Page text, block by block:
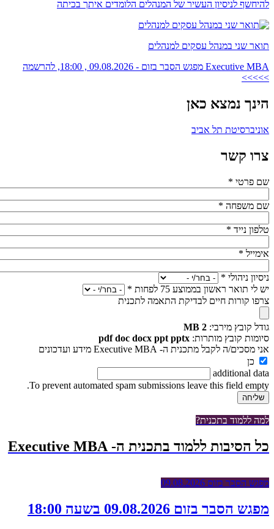
להיחשף לניסיון העשיר של המנהלים הלומדים איתך בכיתה
תואר שני במנהל עסקים למנהלים
Executive MBA מפגש הסבר בזום - 09.08.2026 , 18:00, להרשמה
>>>>>
הינך נמצא כאן
אוניברסיטת תל אביב
צרו קשר
שם פרטי *
שם משפחה *
טלפון נייד *
אימייל *
ניסיון ניהולי *
יש לי תואר ראשון בממוצע 75 לפחות
*
צרפו קורות חיים לבדיקת התאמה לתכנית
גודל קובץ מירבי: 2 MB
סיומות קובץ מותרות: pdf doc docx ppt pptx
אני מסכים/ה לקבל מתכנית ה- Executive MBA מידע ועדכונים
כן
additional data
To prevent automated spam submissions leave this field empty.
למה ללמוד בתכנית?
כל הסיבות ללמוד בתכנית ה- Executive MBA
מפגש הסבר בזום 09.08.2026
מפגש הסבר בזום 09.08.2026 בשעה 18:00